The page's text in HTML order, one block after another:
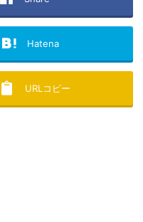
Hatena
URLコピー